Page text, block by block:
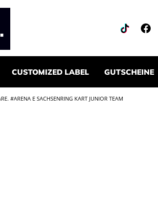
CUSTOMIZED LABEL GUTSCHEINE
#ARENA E SACHSENRING KART JUNIOR TEAM